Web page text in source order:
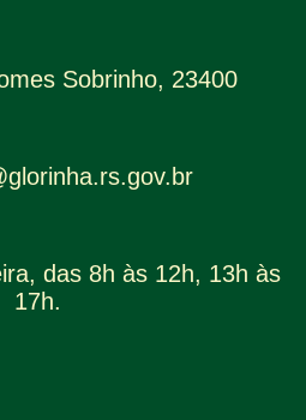
Sobrinho, 23400
das 8h às 12h, 13h às
17h.